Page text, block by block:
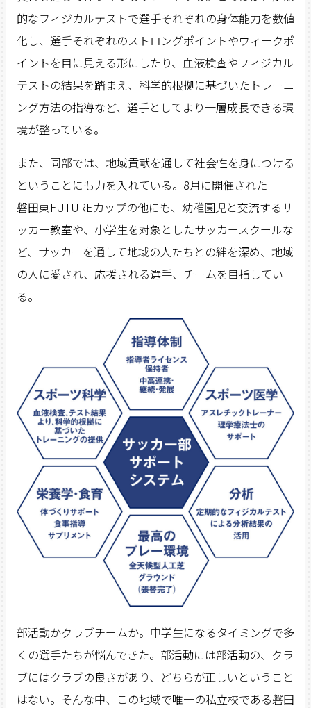
的なフィジカルテストで選手それぞれの身体能力を数値
化し、選手それぞれのストロングポイントやウィークポ
イントを目に見える形にしたり、血液検査やフィジカル
テストの結果を踏まえ、科学的根拠に基づいたトレーニ
ング方法の指導など、選手としてより一層成長できる環
境が整っている。
また、同部では、地域貢献を通して社会性を身につける
ということにも力を入れている。8月に開催された
磐田東FUTUREカップの他にも、幼稚園児と交流するサ
ッカー教室や、小学生を対象としたサッカースクールな
ど、サッカーを通して地域の人たちとの絆を深め、地域
の人に愛され、応援される選手、チームを目指してい
る。
部活動かクラブチームか。中学生になるタイミングで多
くの選手たちが悩んできた。部活動には部活動の、クラ
ブにはクラブの良さがあり、どちらが正しいということ
はない。そんな中、この地域で唯一の私立校である磐田